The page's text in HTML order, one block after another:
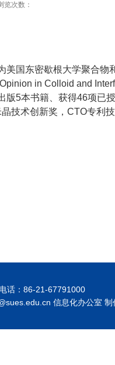
览次数：
国东密歇根大学聚合
in Colloid and
5本书籍、获得46项已
技术创新奖，CTO专利
电话：86-21-67791000
信息化办公室 制